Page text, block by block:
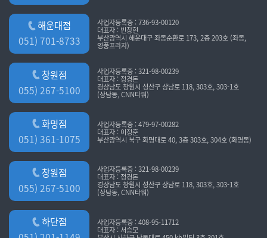
해운대점
051) 701-8733
사업자등록증 : 736-93-00120
대표자 : 빈창현
부산광역시 해운대구 좌동순환로 173, 2층 203호 (좌동,
영풍프라자)
창원점
055) 267-5100
사업자등록증 : 321-98-00239
대표자 : 정경돈
경상남도 창원시 성산구 상남로 118, 303호, 303-1호
(상남동, CNN타워)
화명점
051) 361-1075
사업자등록증 : 479-97-00282
대표자 : 이정훈
부산광역시 북구 화명대로 40, 3층 303호, 304호 (화명동)
창원점
055) 267-5100
사업자등록증 : 321-98-00239
대표자 : 정경돈
경상남도 창원시 성산구 상남로 118, 303호, 303-1호
(상남동, CNN타워)
하단점
사업자등록증 : 408-95-11712
대표자 : 서승모